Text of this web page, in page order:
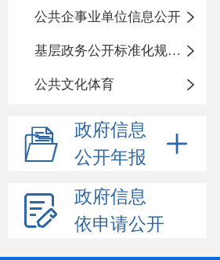
公共企事业单位信息公开
基层政务公开标准化规范化
公共文化体育
政府信息
公开年报
政府信息
依申请公开